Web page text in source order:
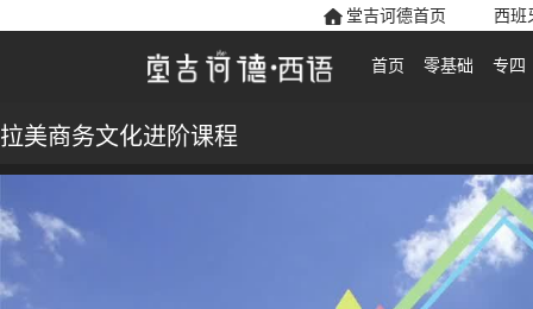
堂吉诃德首页 西班
首页 零基础 专四
拉美商务文化进阶课程